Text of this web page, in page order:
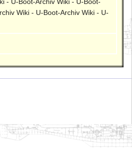
Wiki - U-Boot-Archiv Wiki - U-